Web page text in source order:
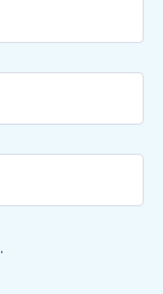
.